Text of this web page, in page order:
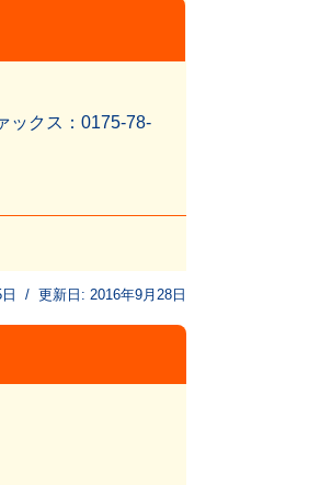
ッ クス：0175-78-
/ 更新日: 2016年9月28日